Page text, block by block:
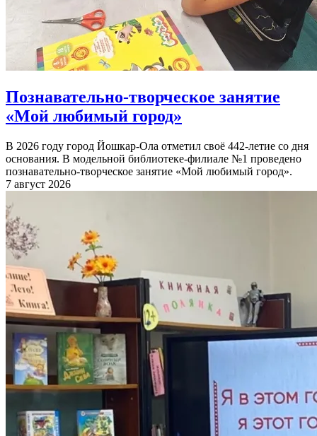
Познавательно-творческое занятие
«Мой любимый город»
В 2026 году город Йошкар-Ола отметил своё 442-летие со дня
основания. В модельной библиотеке-филиале №1 проведено
познавательно-творческое занятие «Мой любимый город».
7 август 2026